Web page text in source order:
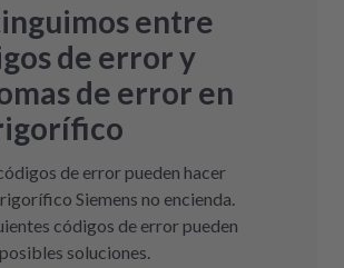
entre
de error y
de error en
de error pueden hacer
Siemens no encienda.
códigos de error pueden
soluciones.